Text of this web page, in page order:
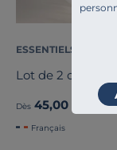
ESSENTIELS PAR
Lot de 2 oreillers
Dès 45,00 €
Français